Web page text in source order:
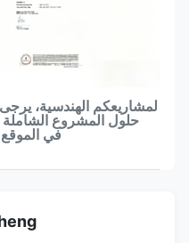
لمشاريعكم الهندسية، يرجى
حلول المشروع الشاملة
في الموقع
Zheng